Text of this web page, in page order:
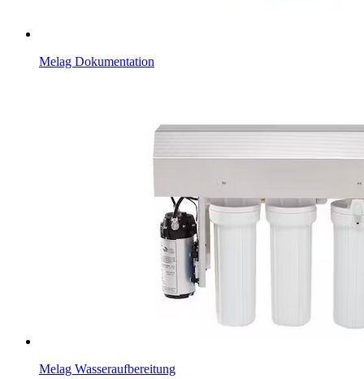
Melag Dokumentation
Melag Wasseraufbereitung